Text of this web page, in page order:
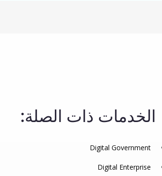
الخدمات ذات الصلة:
Digital Government
Digital Enterprise